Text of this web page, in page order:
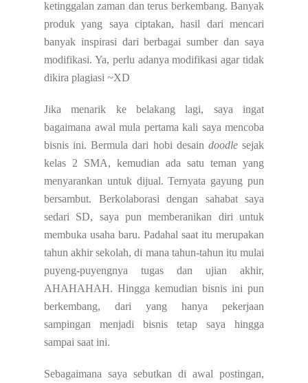
ketinggalan zaman dan terus berkembang. Banyak
produk yang saya ciptakan, hasil dari mencari
banyak inspirasi dari berbagai sumber dan saya
modifikasi. Ya, perlu adanya modifikasi agar tidak
dikira plagiasi ~XD
Jika menarik ke belakang lagi, saya ingat
bagaimana awal mula pertama kali saya mencoba
bisnis ini. Bermula dari hobi desain doodlesejak
kelas 2 SMA, kemudian ada satu teman yang
menyarankan untuk dijual. Ternyata gayung pun
bersambut. Berkolaborasi dengan sahabat saya
sedari SD, saya pun memberanikan diri untuk
membuka usaha baru. Padahal saat itu merupakan
tahun akhir sekolah, di mana tahun-tahun itu mulai
puyeng-puyengnya tugas dan ujian akhir,
AHAHAHAH. Hingga kemudian bisnis ini pun
berkembang, dari yang hanya pekerjaan
sampingan menjadi bisnis tetap saya hingga
sampai saat ini.
Sebagaimana saya sebutkan di awal postingan,